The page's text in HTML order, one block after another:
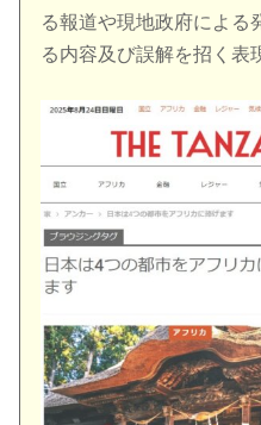
る報道や現地政府による
る内容及び誤解を招く表